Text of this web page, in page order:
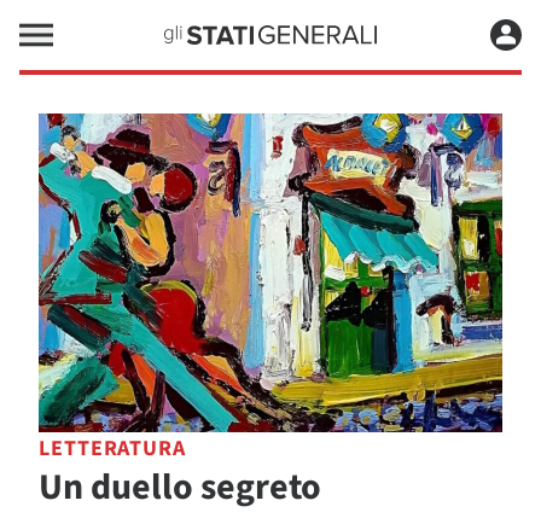
LETTERATURA
Un duello segreto